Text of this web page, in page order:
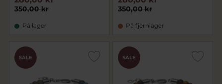
350,00 kr
På lager
350,00 kr
På fjernlager
SALE SALE